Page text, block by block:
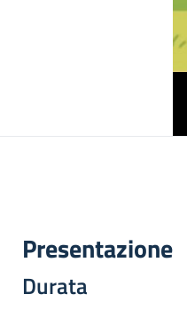
Presentazione
Durata